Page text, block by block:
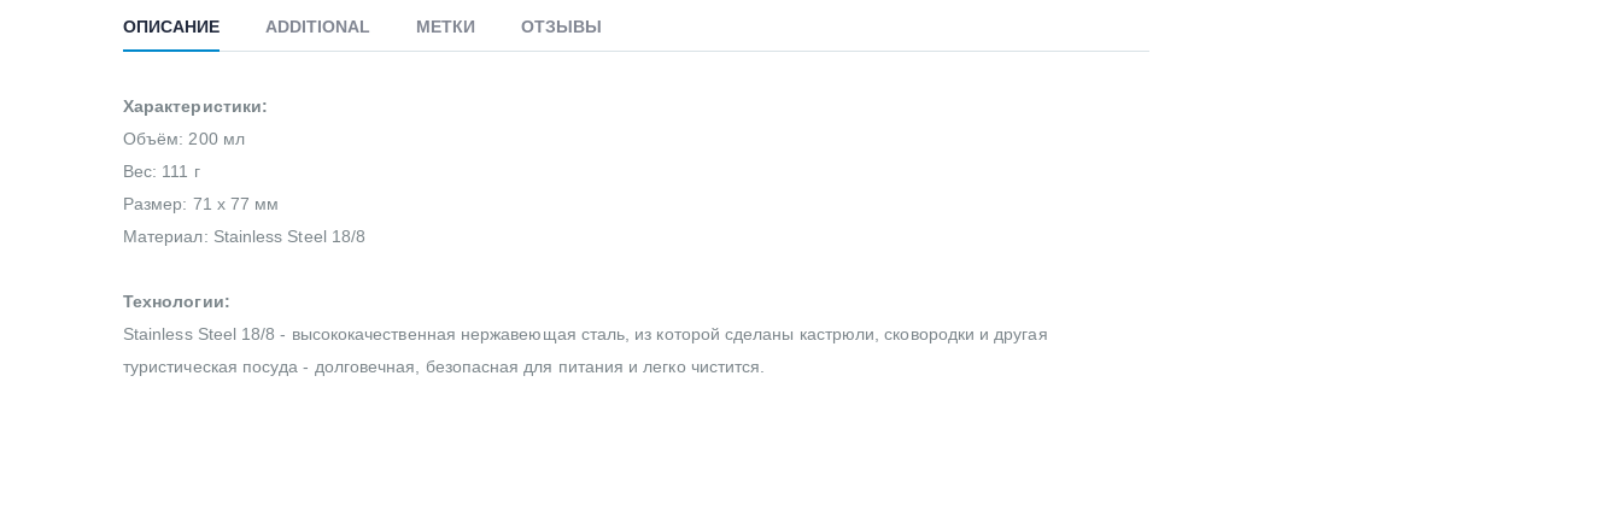
ОПИСАНИЕ ADDITIONAL МЕТКИ ОТЗЫВЫ
Характеристики:
Объём: 200 мл
Вес: 111 г
Размер: 71 x 77 мм
Материал: Stainless Steel 18/8
Технологии:
Stainless Steel 18/8 - высококачественная нержавеющая сталь, из которой сделаны кастрюли, сковородки и другая
туристическая посуда - долговечная, безопасная для питания и легко чистится.